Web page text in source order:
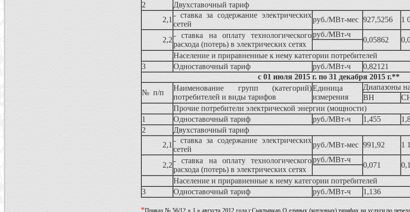
2
Двухставочный тариф
2,1
- ставка за содержание электрических
сетей
руб./МВт-мес 927,5256 1
2,2
- ставка на оплату технологического
расхода (потерь) в электрических сетях
руб./МВт-ч
0,05862
Население и приравненные к нему категории потребителей
3
Одноставочный тариф руб./МВт-ч
0,82121
с 01 июля 2015 г. по 31 декабря 2015 г.**
№ п/п
Наименование групп (категорий)
потребителей и виды тарифов
Единица
измерения
Диапазоны
ВН
Прочие потребители электрической энергии (мощности)
1
Одноставочный тариф руб./МВт-ч 1,455
2
Двухставочный тариф
2,1
- ставка за содержание электрических
сетей
руб./МВт-мес 991,92 1
2,2
- ставка на оплату технологического
расхода (потерь) в электрических сетях
руб./МВт-ч
0,071
Население и приравненные к нему категории потребителей
3
Одноставочный тариф руб./МВт-ч 1,136
*Приказ № 56/12 « 1 » августа 2012 года г.Сыктывкар О единых (котловых) тарифах на услуги по